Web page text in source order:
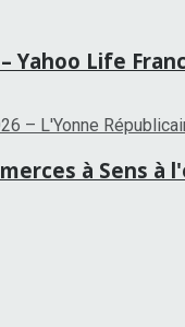
Yahoo Life
à Sens à